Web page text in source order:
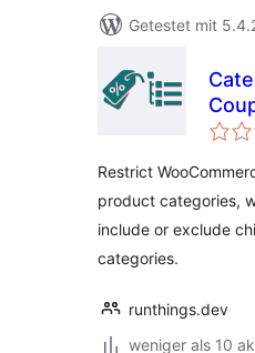
Getestet mit
Restrict
product categories,
include or exclude
categories.
runthings.dev
weniger als 10